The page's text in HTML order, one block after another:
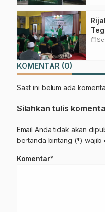
calendar_month
KOMENTAR (0)
Saat ini belum ada
Silahkan tulis
Email Anda tidak akan
bertanda bintang (*) wajib
Komentar*